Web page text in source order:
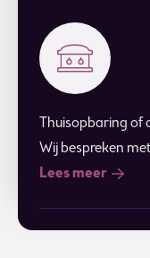
Thuisopbaring
Wij bespreken
Lees meer